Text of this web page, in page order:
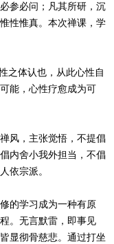
参必问；凡其所研，沉
性惟真。本次禅课，学
之体认也，从此心性自
能，心性疗愈成为可
风，主张觉悟，不提倡
内舍小我外担当，不倡
依宗派。
的学习成为一种有原
。无言默雷，即事见
显彻骨慈悲。通过打坐